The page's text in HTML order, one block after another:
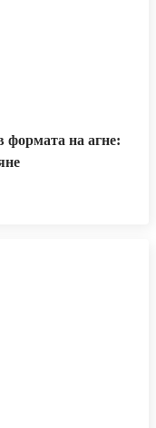
формата на агне: